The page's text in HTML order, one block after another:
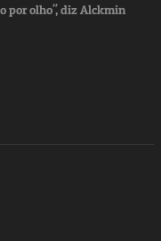
por olho", diz Alckmin